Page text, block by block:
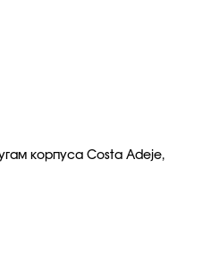
корпуса Costa Adeje,